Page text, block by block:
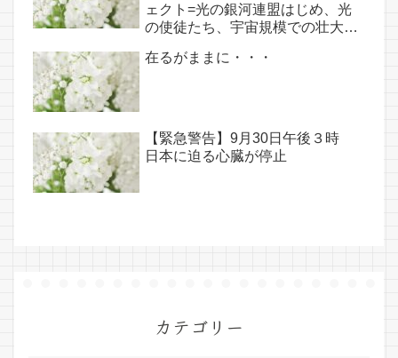
ェクト=光の銀河連盟はじめ、光
の使徒たち、宇宙規模での壮大な
(6/26・28追記あり）
在るがままに・・・
【緊急警告】9月30日午後３時
日本に迫る心臓が停止
カテゴリー